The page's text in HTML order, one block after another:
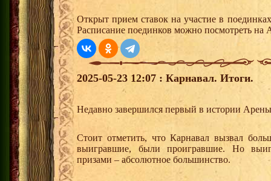
Открыт прием ставок на участие в
Расписание поединков можно посмотреть на
2025-05-23 12:07 : Карнавал. Итоги.
Недавно завершился первый в истории
Стоит отметить, что Карнавал вызвал
выигравшие, были проигравшие. Но
призами – абсолютное большинство.